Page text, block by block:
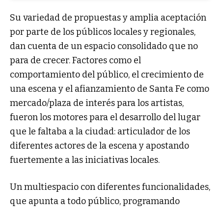
Su variedad de propuestas y amplia aceptación
por parte de los públicos locales y regionales,
dan cuenta de un espacio consolidado que no
para de crecer. Factores como el
comportamiento del público, el crecimiento de
una escena y el afianzamiento de Santa Fe como
mercado/plaza de interés para los artistas,
fueron los motores para el desarrollo del lugar
que le faltaba a la ciudad: articulador de los
diferentes actores de la escena y apostando
fuertemente a las iniciativas locales.
Un multiespacio con diferentes funcionalidades,
que apunta a todo público, programando